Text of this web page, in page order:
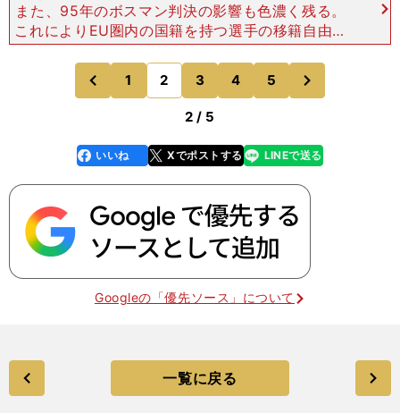
また、95年のボスマン判決の影響も色濃く残る。
これによりEU圏内の国籍を持つ選手の移籍自由化
が認められると、オランダのクラブに所属していた
優秀な選手たちは他国のビッグクラブに根こそぎ引
き抜かれていった
前
のページへ
1 2 3 4 5
のページへ
2 / 5
faceboo
k
いいね Xでポストする
line LINEで送る
Googleの「優先ソース」について
一覧に戻る